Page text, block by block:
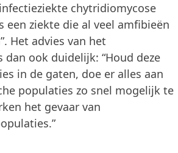
chytridiomycose
een ziekte die al veel amfibieën
Het advies van het
dan ook duidelijk: “Houd deze
in de gaten, doe er alles aan
populaties zo snel mogelijk te
het gevaar van